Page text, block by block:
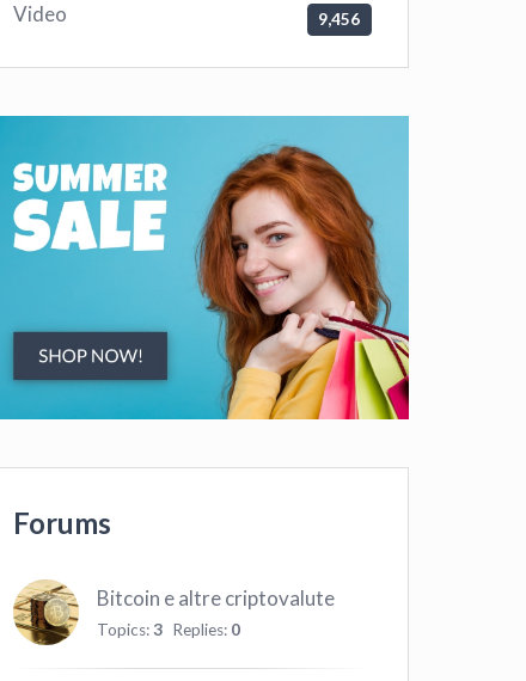
Video 9,456
Forums
Bitcoin e altre criptovalute
Topics:3 Replies: 0